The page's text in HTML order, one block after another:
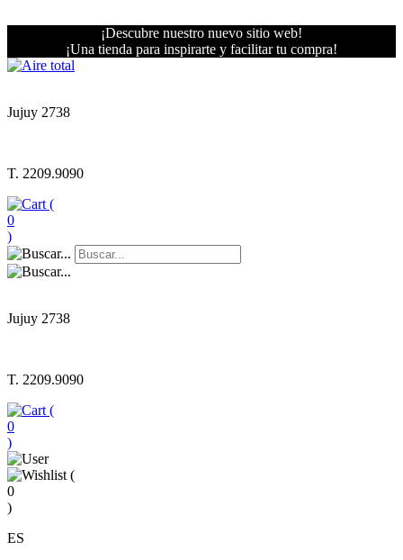
¡Descubre nuestro nuevo sitio web!
¡Una tienda para inspirarte y facilitar tu compra!
Jujuy 2738
T. 2209.9090
(
0
)
Jujuy 2738
T. 2209.9090
(
0
)
(
0
)
ES